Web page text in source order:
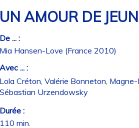
AMOUR DE
... :
Hansen-Love (France 2010)
... :
Créton, Valérie Bonneton,
Urzendowsky
:
min.